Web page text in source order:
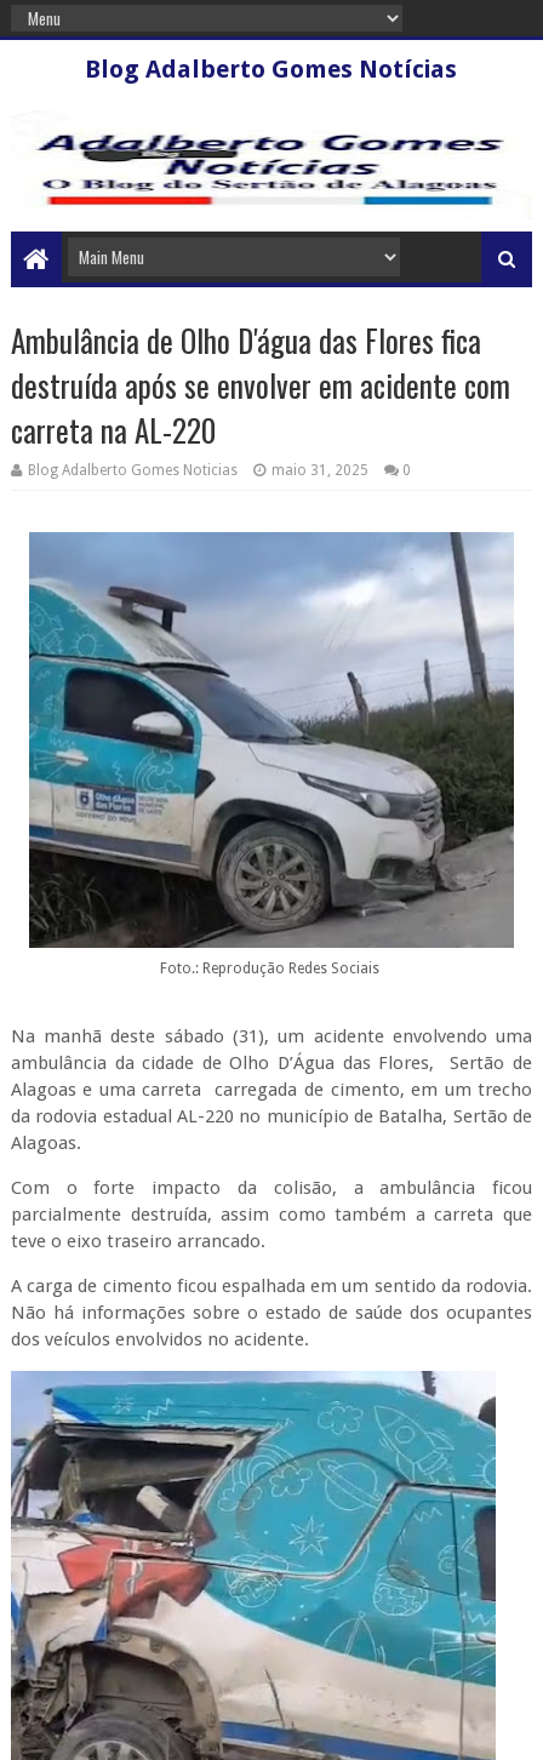
Blog Adalberto Gomes Notícias
Ambulância de Olho D'água das Flores fica
destruída após se envolver em acidente com
carreta na AL-220
Blog Adalberto Gomes Noticias maio 31, 2025 0
Foto.: Reprodução Redes Sociais
Na manhã deste sábado (31), um acidente envolvendo uma
ambulância da cidade de Olho D’Água das Flores, Sertão de
Alagoas e uma carreta carregada de cimento, em um trecho
da rodovia estadual AL-220 no município de Batalha, Sertão de
Alagoas.
Com o forte impacto da colisão, a ambulância ficou
parcialmente destruída, assim como também a carreta que
teve o eixo traseiro arrancado.
A carga de cimento ficou espalhada em um sentido da rodovia.
Não há informações sobre o estado de saúde dos ocupantes
dos veículos envolvidos no acidente.